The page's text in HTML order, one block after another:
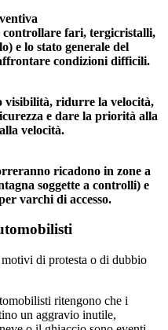
controllare fari, tergicristalli,
e lo stato generale del
condizioni difficili.
visibilità, ridurre la velocità,
e dare la priorità alla
velocità.
ricadono in zone a
soggette a controlli) e
varchi di accesso.
di protesta o di dubbio
ritengono che i
un aggravio inutile,